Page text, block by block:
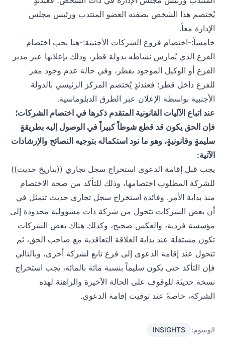
يُختصم هذا الشخص بصفته العضو المنتدب ورئيس مجلس
الإدارة معاً.
خامساً:-اختصام فروع الشركات الأجنبية:-هنا يجب اختصام
الفرع الذي يُمارس نشاطه بدولة قطر، وذلك بإعلانها عبر مدير
الفرع أو الوكيل الموجود بقطر، وفي حالة عدم وجود مقر
للفرع داخل قطر؛ فعندئذٍ يُختصم المركز الرئيسي بالدولة
الأجنبية بواسطة الإعلان عبر الطرق الدبلوماسية.
عند اتباع الآليات القانونية المتقدم ذكرها في اختصام الشركات؛
فإن الحق يكون قد قطع شوطاً كبيراً في الوصول إليه بطريقةٍ
سليمةٍ وقانونيةٍ، وهو ما نود استكماله بتوجيه النصائح والإرشادات
الآتية:
يجب قبل إقامة الدعوى استخراج سجل تجاري ((بتاريخ حديث))
للشركة المطلوب اختصامها، وذلك للتأكد من صحة الاختصام
منذ بداية الأمر. وفائدة استخراج سجل تجاري حديث تتمثل في
أن بعض الشركات تتحول من شركة ذات مسؤولية محدودة إلى
مؤسسة فردية، والعكس صحيح، وكذلك هناك بعض الشركات
تكون مستقلة عند بداية العلاقة التعاقدية مع صاحب الحق، ثم
تتحول عند إقامة الدعوى إلى فرع تابع لشركة أخرى، وبالتالي
فإن التأكد حتى يكون سليماً بنسبة مائة بالمائة، يجب استخراج
نسخة حديثة للوقوف على الحالة الآخيرة والراهنة لهذه
الشركة، خاصةً عند توقيت إقامة الدعوى.
الوسوم: INSIGHTS